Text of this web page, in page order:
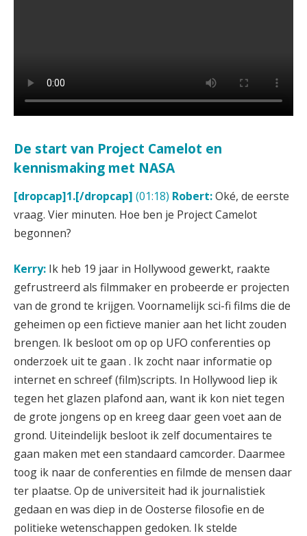
De start van Project Camelot en
kennismaking met NASA
[dropcap]1.[/dropcap] (01:18) Robert:Oké, de eerste
vraag. Vier minuten. Hoe ben je Project Camelot
begonnen?
Kerry: Ik heb 19 jaar in Hollywood gewerkt, raakte
gefrustreerd als filmmaker en probeerde er projecten
van de grond te krijgen. Voornamelijk sci-fi films die de
geheimen op een fictieve manier aan het licht zouden
brengen. Ik besloot om op op UFO conferenties op
onderzoek uit te gaan . Ik zocht naar informatie op
internet en schreef (film)scripts. In Hollywood liep ik
tegen het glazen plafond aan, want ik kon niet tegen
de grote jongens op en kreeg daar geen voet aan de
grond. Uiteindelijk besloot ik zelf documentaires te
gaan maken met een standaard camcorder. Daarmee
toog ik naar de conferenties en filmde de mensen daar
ter plaatse. Op de universiteit had ik journalistiek
gedaan en was diep in de Oosterse filosofie en de
politieke wetenschappen gedoken. Ik stelde